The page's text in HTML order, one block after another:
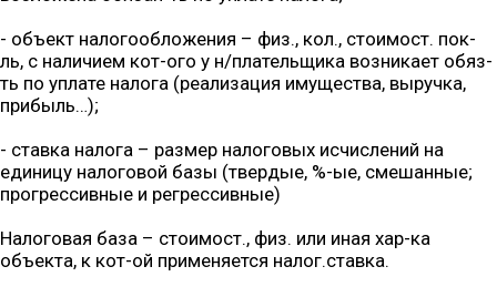
- объект налогообложения – физ., кол., стоимост. пок-
ль, с наличием кот-ого у н/плательщика возникает обяз-
ть по уплате налога (реализация имущества, выручка,
прибыль…);
- ставка налога – размер налоговых исчислений на
единицу налоговой базы (твердые, %-ые, смешанные;
прогрессивные и регрессивные)
Налоговая база – стоимост., физ. или иная хар-ка
объекта, к кот-ой применяется налог.ставка.